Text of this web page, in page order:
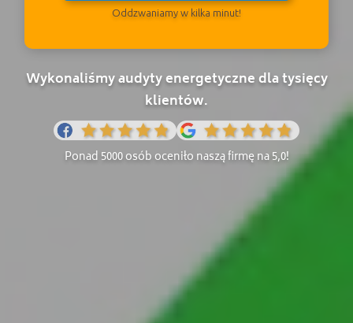
Oddzwaniamy w kilka minut!
Wykonaliśmy audyty energetyczne dla tysięcy
klientów.
Ponad 5000 osób oceniło naszą firmę na 5,0!